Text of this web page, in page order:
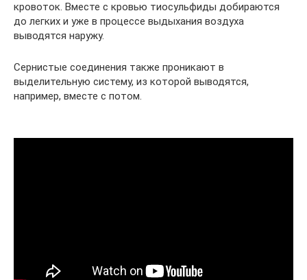
кровоток. Вместе с кровью тиосульфиды добираются
до легких и уже в процессе выдыхания воздуха
выводятся наружу.
Сернистые соединения также проникают в
выделительную систему, из которой выводятся,
например, вместе с потом.